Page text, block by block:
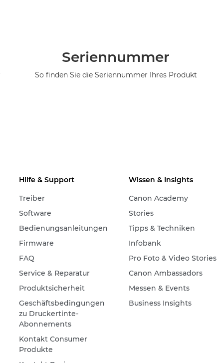
Seriennummer
So finden Sie die Seriennummer Ihres Produkt
Hilfe & Support
Treiber
Software
Bedienungsanleitungen
Firmware
FAQ
Service & Reparatur
Produktsicherheit
Geschäftsbedingungen
zu Druckertinte-
Abonnements
Kontakt Consumer
Produkte
Wissen & Insights
Canon Academy
Stories
Tipps & Techniken
Infobank
Pro Foto & Video Stories
Canon Ambassadors
Messen & Events
Business Insights